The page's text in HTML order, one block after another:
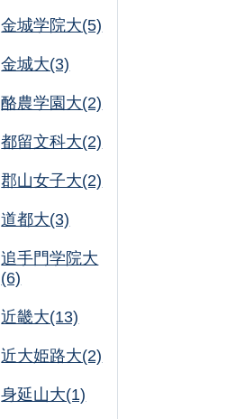
金城学院大(5)
金城大(3)
酪農学園大(2)
都留文科大(2)
郡山女子大(2)
道都大(3)
追手門学院大
(6)
近畿大(13)
近大姫路大(2)
身延山大(1)